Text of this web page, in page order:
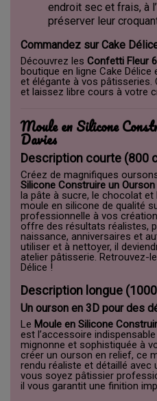
endroit sec et frais, à
préserver leur
Commandez sur Cake
Découvrez les Confetti Fleur
boutique en ligne Cake Délice
et élégante à vos
et laissez libre cours à votre
Moule en Silicone
Davies
Description courte (800
Créez de magnifiques
Silicone Construire un Ourson
la pâte à sucre, le chocolat
moule en silicone de qualité
professionnelle à vos
offre des résultats réalistes,
naissance, anniversaires et
utiliser et à nettoyer, il
atelier pâtisserie. Retrouvez-
Délice !
Description longue
Un ourson en 3D pour des
Le Moule en Silicone
est l’accessoire
mignonne et sophistiquée à
créer un ourson en relief, ce
rendu réaliste et détaillé avec
vous soyez pâtissier
il vous garantit une finition